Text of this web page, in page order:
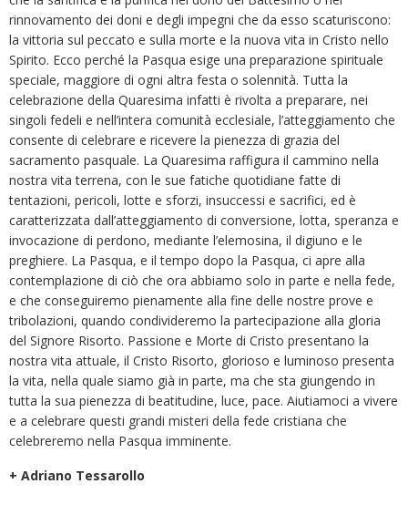
rinnovamento dei doni e degli impegni che da esso scaturiscono:
la vittoria sul peccato e sulla morte e la nuova vita in Cristo nello
Spirito. Ecco perché la Pasqua esige una preparazione spirituale
speciale, maggiore di ogni altra festa o solennità. Tutta la
celebrazione della Quaresima infatti è rivolta a preparare, nei
singoli fedeli e nell’intera comunità ecclesiale, l’atteggiamento che
consente di celebrare e ricevere la pienezza di grazia del
sacramento pasquale. La Quaresima raffigura il cammino nella
nostra vita terrena, con le sue fatiche quotidiane fatte di
tentazioni, pericoli, lotte e sforzi, insuccessi e sacrifici, ed è
caratterizzata dall’atteggiamento di conversione, lotta, speranza e
invocazione di perdono, mediante l’elemosina, il digiuno e le
preghiere. La Pasqua, e il tempo dopo la Pasqua, ci apre alla
contemplazione di ciò che ora abbiamo solo in parte e nella fede,
e che conseguiremo pienamente alla fine delle nostre prove e
tribolazioni, quando condivideremo la partecipazione alla gloria
del Signore Risorto. Passione e Morte di Cristo presentano la
nostra vita attuale, il Cristo Risorto, glorioso e luminoso presenta
la vita, nella quale siamo già in parte, ma che sta giungendo in
tutta la sua pienezza di beatitudine, luce, pace. Aiutiamoci a vivere
e a celebrare questi grandi misteri della fede cristiana che
celebreremo nella Pasqua imminente.
+ Adriano Tessarollo